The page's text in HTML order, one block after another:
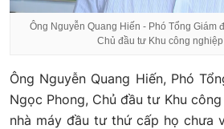
Ông Nguyễn Quang Hiến - Phó Tổng Giám
Chủ đầu tư Khu công
Ông Nguyễn Quang Hiến, Phó
Ngọc Phong, Chủ đầu tư Khu
nhà máy đầu tư thứ cấp họ chưa